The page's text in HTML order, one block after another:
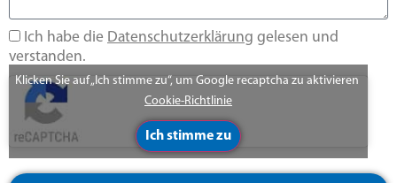
Ich habe die Datenschutzerklärung gelesen und
verstanden.
Klicken Sie auf „Ich stimme zu“, um Google recaptcha zu aktivieren
Cookie-Richtlinie
Ich stimme zu